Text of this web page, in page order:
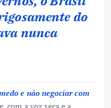
do
nunca
e não negociar com